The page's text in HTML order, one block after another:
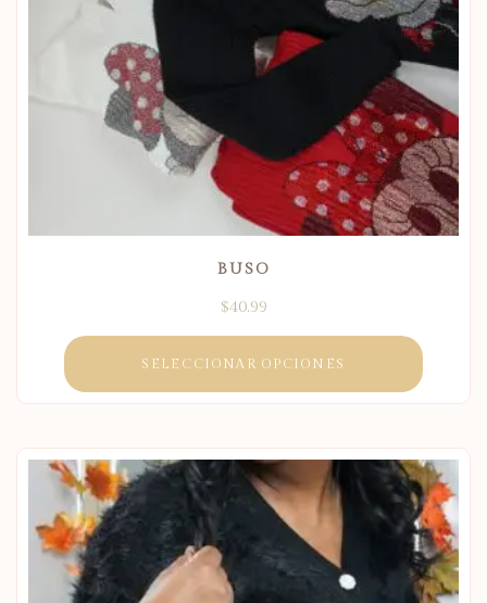
BUSO
$40.99
SELECCIONAR OPCIONES